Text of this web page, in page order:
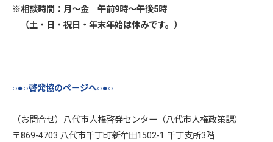
※相談時間：月～金 午前9時～午後5時
（土・日・祝日・年末年始は休みです。）
○●○啓発協のページへ○●○
（お問合せ）八代市人権啓発センター（八代市人権政策課）
〒869-4703 八代市千丁町新牟田1502-1 千丁支所3階